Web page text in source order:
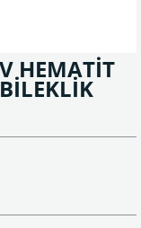
HEMATİT